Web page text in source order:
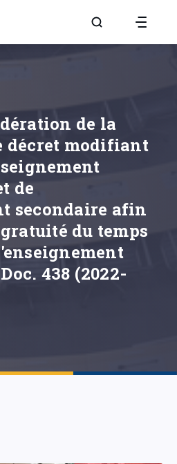
Aller à la page
de la
décret modifiant
de
secondaire afin
du temps
438 (2022-